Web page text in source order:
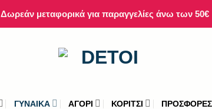
Δωρεάν μεταφορικά για παραγγελίες άνω των 50€
ΓΥΝΑΙΚΑ ΑΓΟΡΙ ΚΟΡΙΤΣΙ ΠΡΟΣΦΟΡΕΣ